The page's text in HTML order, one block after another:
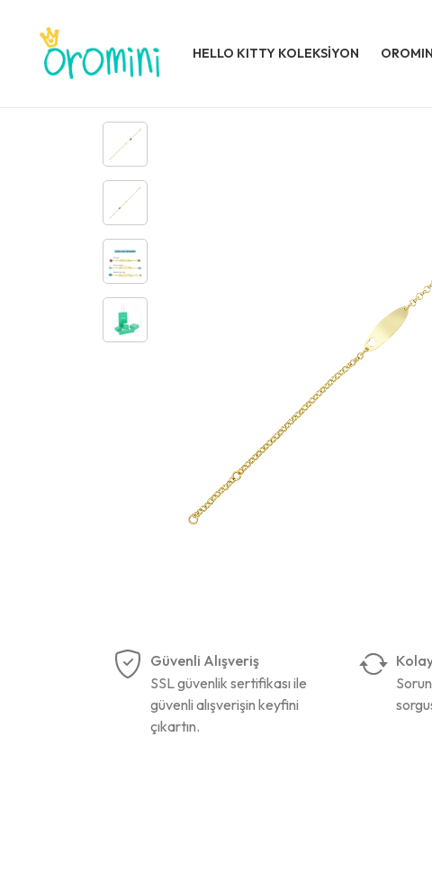
HELLO KITTY KOLEKSİYON
Güvenli Alışveriş
SSL güvenlik sertifikası ile
güvenli alışverişin keyfini
çıkartın.